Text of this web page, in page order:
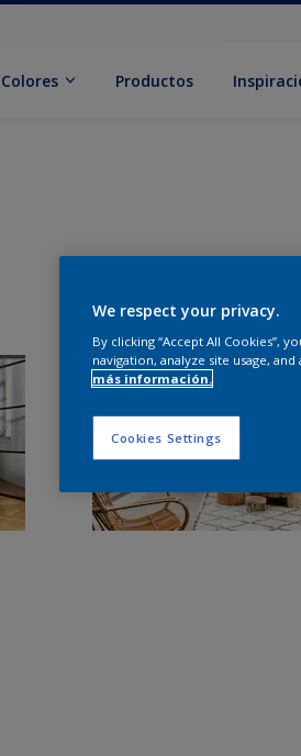
Colores Productos
We respect your privacy.
By clicking “Accept All Cookies”,
navigation, analyze site usage,
más información.
Cookies Settings